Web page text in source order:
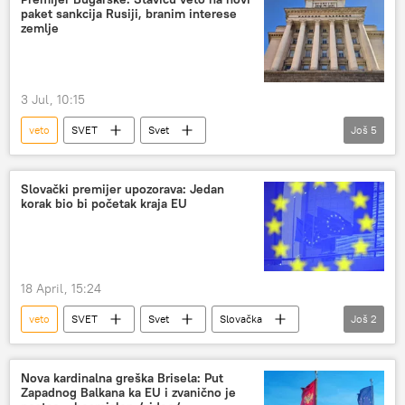
paket sankcija Rusiji, branim interese
zemlje
3 Jul, 10:15
veto SVET
Svet
Evropska unija (EU)
Rusija
sankcije
Bugarska
Još 5
Slovački premijer upozorava: Jedan
korak bio bi početak kraja EU
18 April, 15:24
veto SVET Svet
Slovačka
Robert Fico
Evropska unija (EU)
Još 2
Nova kardinalna greška Brisela: Put
Zapadnog Balkana ka EU i zvanično je